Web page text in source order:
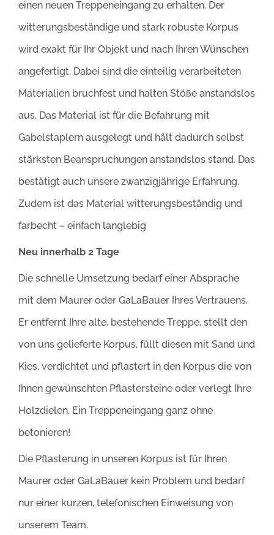
einen neuen Treppeneingang zu erhalten. Der
witterungsbeständige und stark robuste Korpus
wird exakt für Ihr Objekt und nach Ihren Wünschen
angefertigt. Dabei sind die einteilig verarbeiteten
Materialien bruchfest und halten Stöße anstandslos
aus. Das Material ist für die Befahrung mit
Gabelstaplern ausgelegt und hält dadurch selbst
stärksten Beanspruchungen anstandslos stand. Das
bestätigt auch unsere zwanzigjährige Erfahrung.
Zudem ist das Material witterungsbeständig und
farbecht – einfach langlebig
Neu innerhalb 2 Tage
Die schnelle Umsetzung bedarf einer Absprache
mit dem Maurer oder GaLaBauer Ihres Vertrauens.
Er entfernt Ihre alte, bestehende Treppe, stellt den
von uns gelieferte Korpus, füllt diesen mit Sand und
Kies, verdichtet und pflastert in den Korpus die von
Ihnen gewünschten Pflastersteine oder verlegt Ihre
Holzdielen. Ein Treppeneingang ganz ohne
betonieren!
Die Pflasterung in unseren Korpus ist für Ihren
Maurer oder GaLaBauer kein Problem und bedarf
nur einer kurzen, telefonischen Einweisung von
unserem Team.